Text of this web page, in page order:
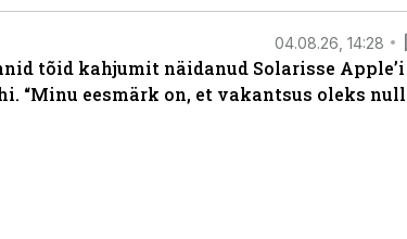
04.08.26, 14:28
tõid kahjumit näidanud Solarisse Apple’i
“Minu eesmärk on, et vakantsus oleks